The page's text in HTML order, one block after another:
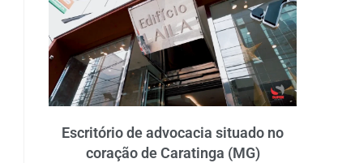
Escritório de advocacia situado no
coração de Caratinga (MG)